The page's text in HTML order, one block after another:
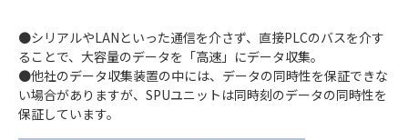
●シリアルやLANといった通信を介さず、直接PLCのバスを介す
ることで、大容量のデータを「高速」にデータ収集。
●他社のデータ収集装置の中には、データの同時性を保証できな
い場合がありますが、SPUユニットは同時刻のデータの同時性を
保証しています。